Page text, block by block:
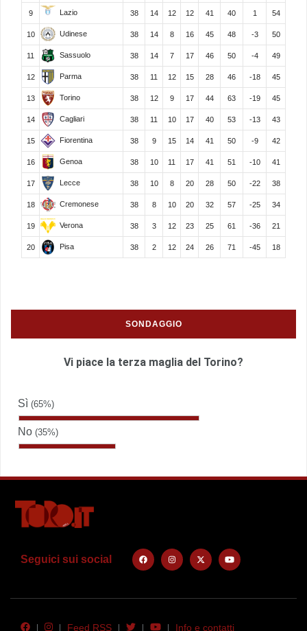
9 Lazio 38 14 12 12 41 40 1 54
10 Udinese 38 14 8 16 45 48 -3 50
11 Sassuolo 38 14 7 17 46 50 -4 49
12 Parma 38 11 12 15 28 46 -18 45
13 Torino 38 12 9 17 44 63 -19 45
14 Cagliari 38 11 10 17 40 53 -13 43
15 Fiorentina 38 9 15 14 41 50 -9 42
16 Genoa 38 10 11 17 41 51 -10 41
17 Lecce 38 10 8 20 28 50 -22 38
18 Cremonese 38 8 10 20 32 57 -25 34
19 Verona 38 3 12 23 25 61 -36 21
20 Pisa 38 2 12 24 26 71 -45 18
SONDAGGIO
Vi piace la terza maglia del Torino?
Sì (65%)
No (35%)
Seguici sui social
Feed RSS Info e contatti